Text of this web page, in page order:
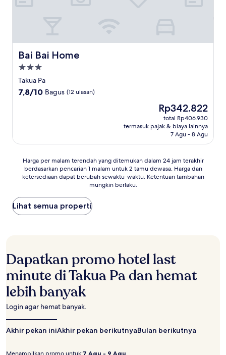
Bai Bai Home
Bai Bai Home
Properti
bintang
3.0
Takua Pa
7.8
7,8/10 Bagus (12 ulasan)
Harga
sekarang
Rp342.822
Rp342.822
total Rp406.930
termasuk pajak & biaya lainnya
7 Agu - 8 Agu
Harga
malam
yang
ditemukan
dalam
berdasarkan
pencarian
malam
untuk
2
tamu
dan
dapat
Harga per malam terendah yang ditemukan dalam 24 jam terakhir
berdasarkan pencarian 1 malam untuk 2 tamu dewasa. Harga dan
ketersediaan dapat berubah sewaktu-waktu. Ketentuan tambahan
mungkin berlaku.
Lihat semua properti
Dapatkan promo hotel last
minute di Takua Pa dan hemat
lebih banyak
Login agar hemat banyak.
Akhir pekan iniAkhir pekan berikutnyaBulan berikutnya
7 Agu - 9 Agu